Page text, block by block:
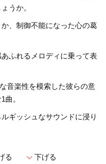
うか。
、制御不能になった心の葛
ふれるメロディに乗って表
音楽性を模索した彼らの意
曲。
ギッシュなサウンドに浸り
る expand_more下げる